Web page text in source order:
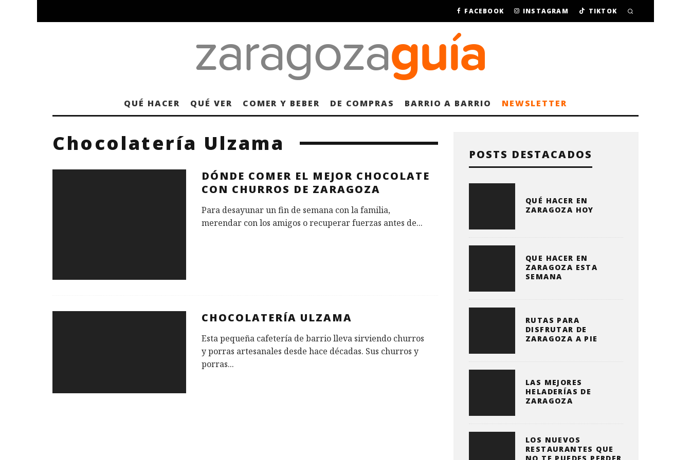
FACEBOOK INSTAGRAM TIKTOK
QUÉ HACER QUÉ VER COMER Y BEBER DE COMPRAS BARRIO A BARRIO NEWSLETTER
Chocolatería Ulzama
DÓNDE COMER EL MEJOR CHOCOLATE
CON CHURROS DE ZARAGOZA
Para desayunar un fin de semana con la familia,
merendar con los amigos o recuperar fuerzas antes de...
CHOCOLATERÍA ULZAMA
Esta pequeña cafetería de barrio lleva sirviendo churros
y porras artesanales desde hace décadas. Sus churros y
porras...
POSTS DESTACADOS
QUÉ HACER EN
ZARAGOZA HOY
QUE HACER EN
ZARAGOZA ESTA
SEMANA
RUTAS PARA
DISFRUTAR DE
ZARAGOZA A PIE
LAS MEJORES
HELADERÍAS DE
ZARAGOZA
LOS NUEVOS
RESTAURANTES QUE
NO TE PUEDES PERDER